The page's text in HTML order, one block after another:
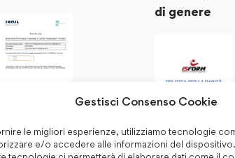
Gestisci Consenso Cookie
le migliori esperienze, utilizziamo tecnologie
e/o accedere alle informazioni del
di genere